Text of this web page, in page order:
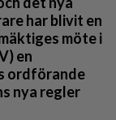
har blivit en
möte i
en
ordförande
nya regler